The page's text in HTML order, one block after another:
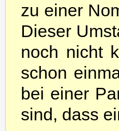
zu einer
Dieser
noch nicht
schon
bei einer
sind, dass